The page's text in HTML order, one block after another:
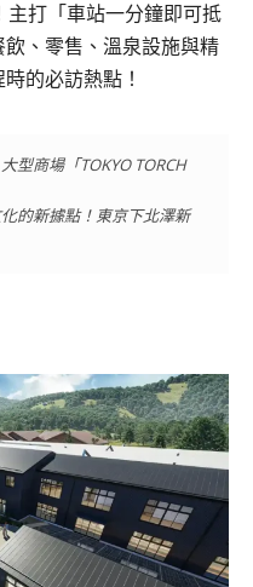
打「車站一分鐘即可抵
、零售、溫泉設施與精
的必訪熱點！
型商場「TOKYO TORCH
的新據點！東京下北澤新